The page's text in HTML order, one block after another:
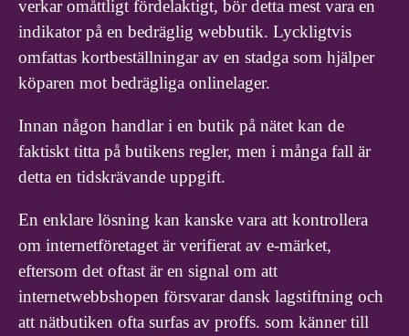
verkar omåttligt fördelaktigt, bör detta mest vara en
indikator på en bedräglig webbutik. Lyckligtvis
omfattas kortbeställningar av en stadga som hjälper
köparen mot bedrägliga onlinelager.
Innan någon handlar i en butik på nätet kan de
faktiskt titta på butikens regler, men i många fall är
detta en tidskrävande uppgift.
En enklare lösning kan kanske vara att kontrollera
om internetföretaget är verifierat av e-märket,
eftersom det oftast är en signal om att
internetwebbshopen försvarar dansk lagstiftning och
att nätbutiken ofta surfas av proffs. som känner till